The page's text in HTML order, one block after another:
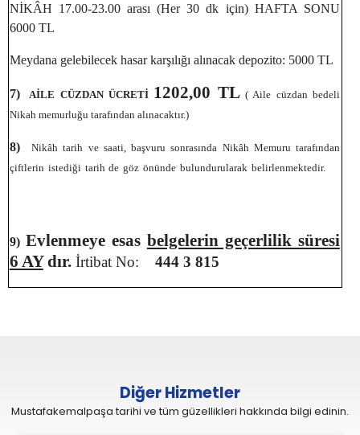
NİKÂH 17.00-23.00 arası (Her 30 dk için) HAFTA SONU
6000 TL
Meydana gelebilecek hasar karşılığı alınacak depozito: 5000 TL
7)AİLE CÜZDAN ÜCRETİ 1202,00 TL ( Aile cüzdan bedeli
Nikah memurluğu tarafından alınacaktır.)
8)
Nikâh tarih ve saati, başvuru sonrasında Nikâh Memuru tarafından
çiftlerin istediği tarih de göz önünde bulundurularak belirlenmektedir.
9) Evlenmeye esas belgelerin geçerlilik süresi
6 AYdır. İrtibat No: 444 3 815
Diğer Hizmetler
Mustafakemalpaşa tarihi ve tüm güzellikleri hakkında bilgi edinin.